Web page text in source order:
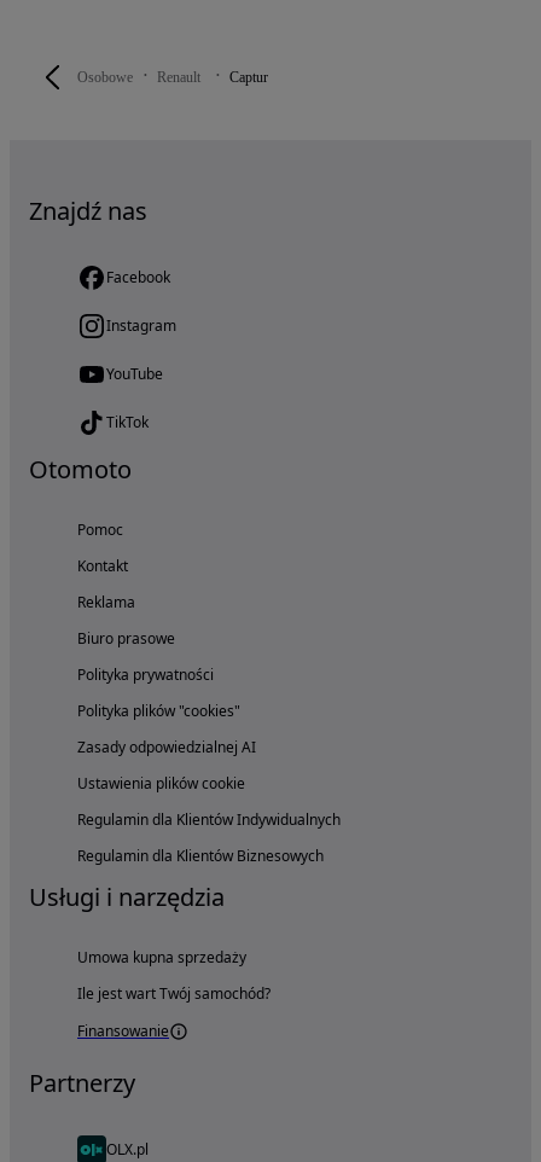
Osobowe Renault Captur
Znajdź nas
Facebook
Instagram
YouTube
TikTok
Otomoto
Pomoc
Kontakt
Reklama
Biuro prasowe
Polityka prywatności
Polityka plików "cookies"
Zasady odpowiedzialnej AI
Ustawienia plików cookie
Regulamin dla Klientów Indywidualnych
Regulamin dla Klientów Biznesowych
Usługi i narzędzia
Umowa kupna sprzedaży
Ile jest wart Twój samochód?
Finansowanie
Partnerzy
OLX.pl